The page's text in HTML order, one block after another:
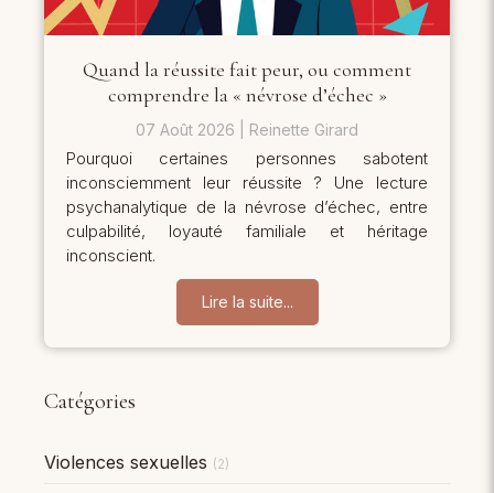
Quand la réussite fait peur, ou comment
comprendre la « névrose d’échec »
07 Août 2026 Reinette Girard
Pourquoi certaines personnes sabotent
inconsciemment leur réussite ? Une lecture
psychanalytique de la névrose d’échec, entre
culpabilité, loyauté familiale et héritage
inconscient.
Lire la suite...
Catégories
Violences sexuelles (2)